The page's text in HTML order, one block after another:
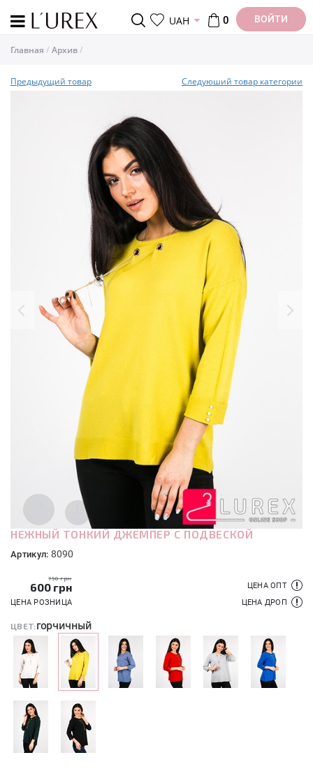
UAH 0 ВОЙТИ
Главная Архив
Предыдущий товар Следуюший товар категории
НЕЖНЫЙ ТОНКИЙ ДЖЕМПЕР С ПОДВЕСКОЙ
Артикул: 8090
750 грн
600 грн
ЦЕНА РОЗНИЦА
ЦЕНА ОПТ
ЦЕНА ДРОП
ЦВЕТ:горчичный